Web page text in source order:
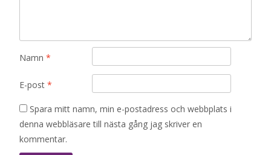
Namn *
E-post *
Spara mitt namn, min e-postadress och webbplats i
denna webbläsare till nästa gång jag skriver en
kommentar.